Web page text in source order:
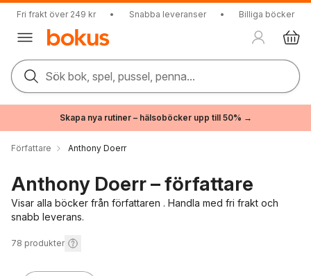
Fri frakt över 249 kr • Snabba leveranser • Billiga böcker
Sök bok, spel, pussel, penna...
Skapa nya rutiner – hälsoböcker upp till 50% →
Författare Anthony Doerr
Anthony Doerr – författare
Visar alla böcker från författaren . Handla med fri frakt och
snabb leverans.
78 produkter